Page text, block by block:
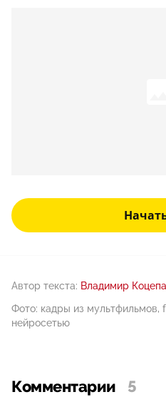
Автор текста: Владимир
Фото: кадры из мультфильмов,
нейросетью
Комментарии 5